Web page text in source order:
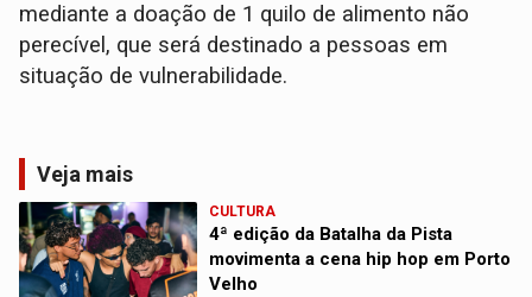
mediante a doação de 1 quilo de alimento não
perecível, que será destinado a pessoas em
situação de vulnerabilidade.
Veja mais
CULTURA
4ª edição da Batalha da Pista
movimenta a cena hip hop em Porto
Velho